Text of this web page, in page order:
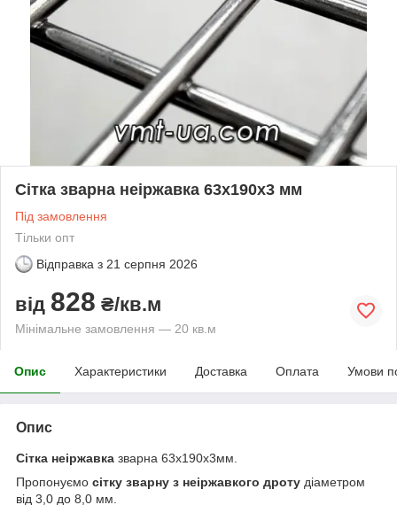
Сітка зварна неіржавка 63х190х3 мм
Під замовлення
Тільки опт
Відправка з 21 серпня 2026
від 828 ₴/кв.м
Мінімальне замовлення — 20 кв.м
Опис Характеристики Доставка Оплата Умови
Опис
Сітка неіржавка зварна 63х190х3мм.
Пропонуємо сітку зварну з неіржавкого дроту діаметром
від 3,0 до 8,0 мм.